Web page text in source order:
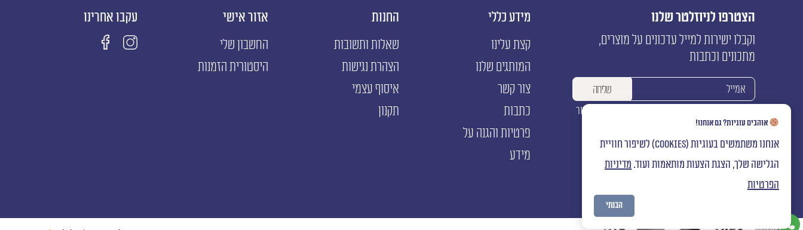
הצטרפו לניוזלטר שלנו
וקבלו ישירות למייל עדכונים על מוצרים,
מתכונים וכתבות
אני מאשר/ת לשלוח אלי עדכונים ותוכן שיווקי ולשמור
את המידע שמסרתי במאגרי המידע של החברה
מידע כללי
קצת עלינו
המותגים שלנו
צור קשר
כתבות
פרטיות והגנה על
מידע
החנות
שאלות ותשובות
הצהרת נגישות
איסוף עצמי
תקנון
אזור אישי
החשבון שלי
היסטורית הזמנות
עקבו אחרינו
אוהבים עוגיות? גם אנחנו!
אנחנו משתמשים בעוגיות (cookies) לשיפור חוויית
הגלישה שלך, הצגת הצעות מותאמות ועוד. מדיניות
הפרטיות
הבנתי